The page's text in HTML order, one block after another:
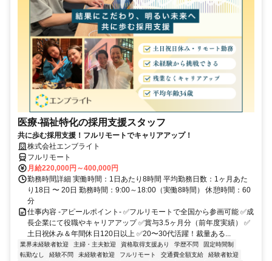
医療‧福祉特化の採用支援スタッフ
共に歩む採用支援！フルリモートでキャリアアップ！
株式会社エンブライト
フルリモート
月給220,000円～400,000円
勤務時間詳細 実働時間：1日あたり8時間 平均勤務日数：1ヶ月あた
り18日 〜 20日 勤務時間：9:00～18:00（実働8時間） 休憩時間：60
分
仕事内容 -アピールポイント- ✅フルリモートで全国から参画可能 ✅成
長企業にて役職やキャリアアップ ✅賞与3.5ヶ月分（前年度実績） ✅
土日祝休み＆年間休日120日以上 ✅20〜30代活躍！裁量ある...
業界未経験者歓迎 主婦・主夫歓迎 資格取得支援あり 学歴不問
固定時間制
転勤なし
経験不問 未経験者歓迎 フルリモート 交通費全額支給
経験者歓迎